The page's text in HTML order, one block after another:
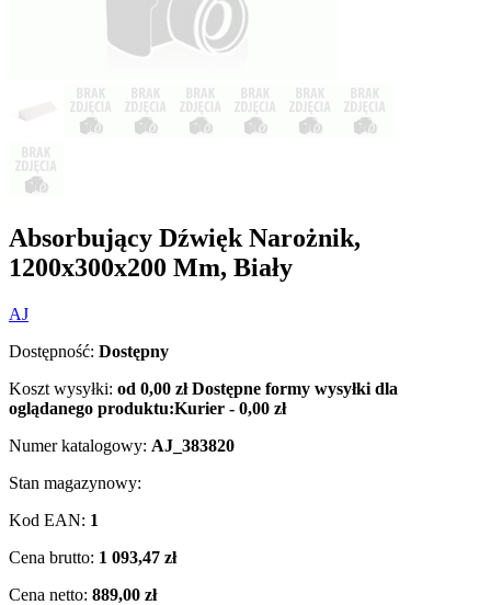
Absorbujący Dźwięk Narożnik,
1200x300x200 Mm, Biały
AJ
Dostępność: Dostępny
Koszt wysyłki: od 0,00 złDostępne formy wysyłki dla
oglądanego produktu:Kurier - 0,00 zł
Numer katalogowy: AJ_383820
Stan magazynowy:
Kod EAN: 1
Cena brutto: 1 093,47 zł
Cena netto: 889,00 zł